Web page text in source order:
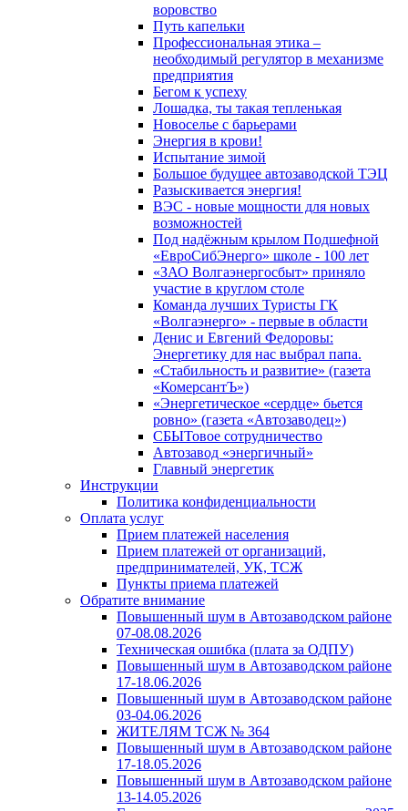
воровство
Путь капельки
Профессиональная этика –
необходимый регулятор в механизме
предприятия
Бегом к успеху
Лошадка, ты такая тепленькая
Новоселье с барьерами
Энергия в крови!
Испытание зимой
Большое будущее автозаводской ТЭЦ
Разыскивается энергия!
ВЭС - новые мощности для новых
возможностей
Под надёжным крылом Подшефной
«ЕвроСибЭнерго» школе - 100 лет
«ЗАО Волгаэнергосбыт» приняло
участие в круглом столе
Команда лучших Туристы ГК
«Волгаэнерго» - первые в области
Денис и Евгений Федоровы:
Энергетику для нас выбрал папа.
«Стабильность и развитие» (газета
«КомерсантЪ»)
«Энергетическое «сердце» бьется
ровно» (газета «Автозаводец»)
СБЫТовое сотрудничество
Автозавод «энергичный»
Главный энергетик
Инструкции
Политика конфиденциальности
Оплата услуг
Прием платежей населения
Прием платежей от организаций,
предпринимателей, УК, ТСЖ
Пункты приема платежей
Обратите внимание
Повышенный шум в Автозаводском районе
07-08.08.2026
Техническая ошибка (плата за ОДПУ)
Повышенный шум в Автозаводском районе
17-18.06.2026
Повышенный шум в Автозаводском районе
03-04.06.2026
ЖИТЕЛЯМ ТСЖ № 364
Повышенный шум в Автозаводском районе
17-18.05.2026
Повышенный шум в Автозаводском районе
13-14.05.2026